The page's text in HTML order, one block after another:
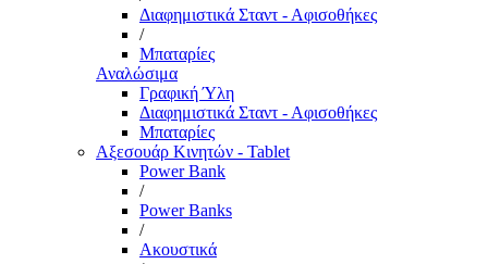
Διαφημιστικά Σταντ - Αφισοθήκες
/
Μπαταρίες
Αναλώσιμα
Γραφική Ύλη
Διαφημιστικά Σταντ - Αφισοθήκες
Μπαταρίες
Αξεσουάρ Κινητών - Tablet
Power Bank
/
Power Banks
/
Ακουστικά